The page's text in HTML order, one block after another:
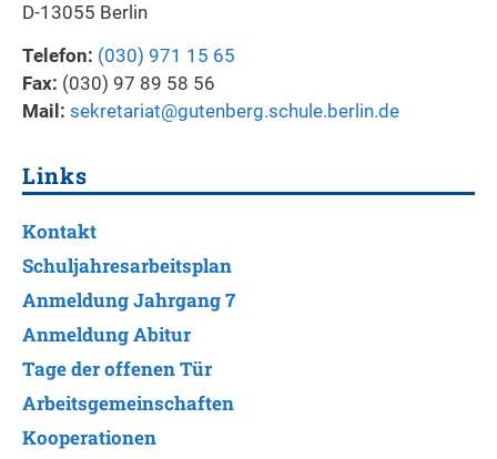
D-13055 Berlin
Telefon: (030) 971 15 65
Fax: (030) 97 89 58 56
Mail: sekretariat@gutenberg.schule.berlin.de
Links
Kontakt
Schuljahresarbeitsplan
Anmeldung Jahrgang 7
Anmeldung Abitur
Tage der offenen Tür
Arbeitsgemeinschaften
Kooperationen